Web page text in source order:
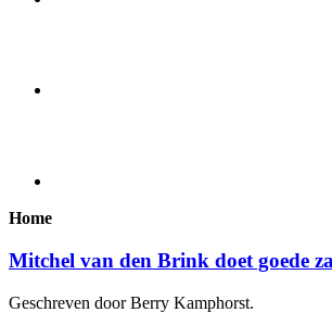
Home
Mitchel van den Brink doet goede
Geschreven door Berry Kamphorst.